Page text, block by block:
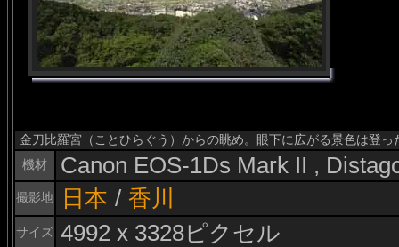
金刀比羅宮（ことひらぐう）からの眺め。眼下に広がる景色は登
機材
Canon EOS-1Ds Mark II ,
撮影地 日本 / 香川
サイズ 4992 x 3328ピクセル